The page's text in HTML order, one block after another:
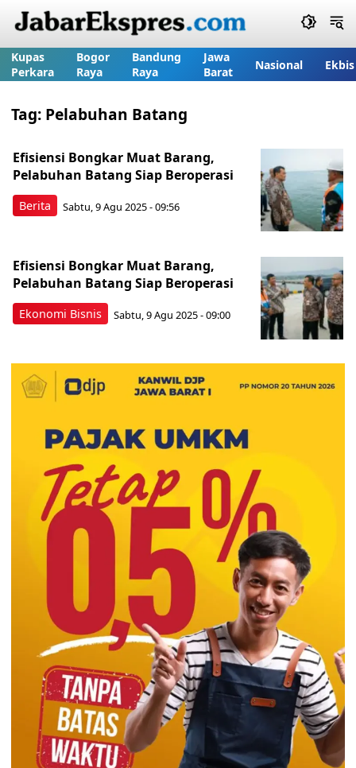
Kupas
Perkara
Bogor
Raya
Bandung
Raya
Jawa
Barat
Nasional Ekbis
Tag: Pelabuhan Batang
Berita
Efisiensi Bongkar Muat Barang,
Pelabuhan Batang Siap Beroperasi
Sabtu, 9 Agu 2025 - 09:56
Ekonomi Bisnis
Efisiensi Bongkar Muat Barang,
Pelabuhan Batang Siap Beroperasi
Sabtu, 9 Agu 2025 - 09:00